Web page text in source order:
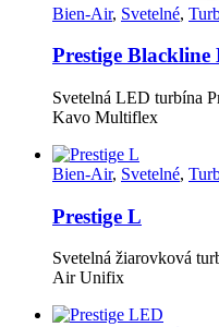
Bien-Air, Svetelné,
Prestige
Svetelná LED turbína
Kavo Multiflex
Bien-Air, Svetelné,
Prestige L
Svetelná žiarovková
Air Unifix